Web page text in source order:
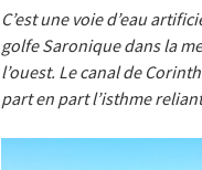
C’est une voie d’eau
golfe Saronique dans la
l’ouest. Le canal de
part en part l’isthme